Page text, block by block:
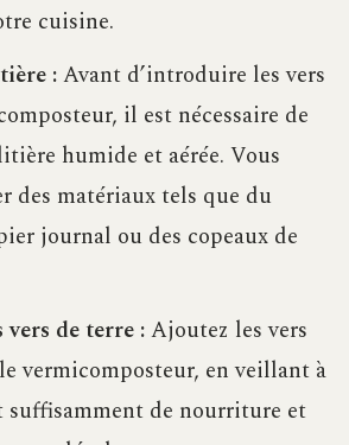
cuisine.
:Avant d’introduire les vers
il est nécessaire de
humide et aérée. Vous
des matériaux tels que du
journal ou des copeaux de
de terre :Ajoutez les vers
vermicomposteur, en veillant à
suffisamment de nourriture et